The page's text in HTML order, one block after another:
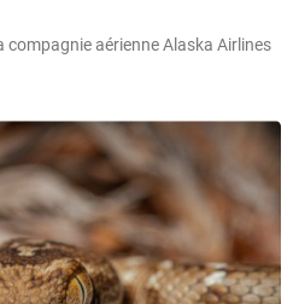
compagnie aérienne Alaska Airlines